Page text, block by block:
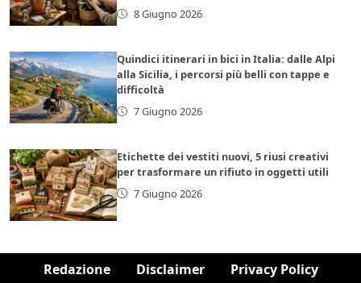
8 Giugno 2026
Quindici itinerari in bici in Italia: dalle Alpi
alla Sicilia, i percorsi più belli con tappe e
difficoltà
7 Giugno 2026
Etichette dei vestiti nuovi, 5 riusi creativi
per trasformare un rifiuto in oggetti utili
7 Giugno 2026
Redazione Disclaimer Privacy Policy